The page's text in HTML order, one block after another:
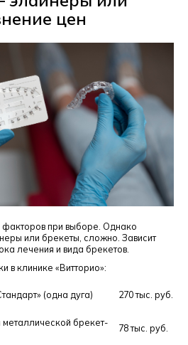
цен
при выборе. Однако
или брекеты, сложно. Зависит
лечения и вида брекетов.
в клинике «Витторио»:
(одна дуга) 270 тыс. руб.
брекет-
78 тыс. руб.